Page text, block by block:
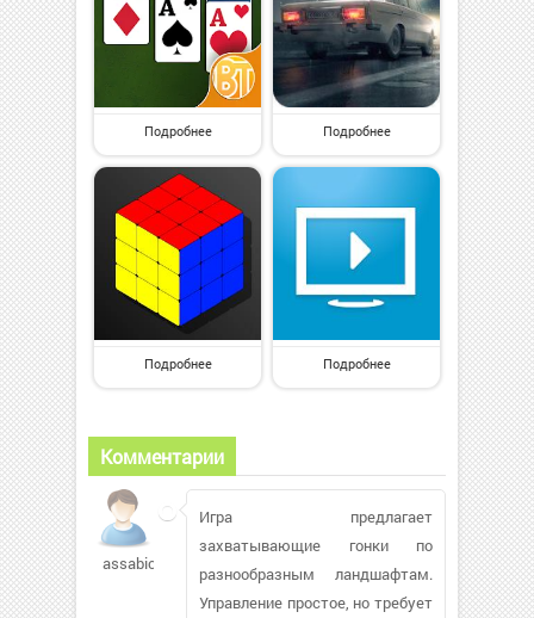
Подробнее Подробнее
Подробнее Подробнее
Комментарии
assabicts726
Игра предлагает
захватывающие гонки по
разнообразным ландшафтам.
Управление простое, но требует